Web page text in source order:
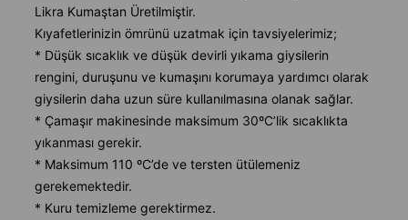
Likra Kumaştan Üretilmiştir.
Kıyafetlerinizin ömrünü uzatmak için tavsiyelerimiz;
* Düşük sıcaklık ve düşük devirli yıkama giysilerin
rengini, duruşunu ve kumaşını korumaya yardımcı olarak
giysilerin daha uzun süre kullanılmasına olanak sağlar.
* Çamaşır makinesinde maksimum 30ºC’lik sıcaklıkta
yıkanması gerekir.
* Maksimum 110 ºC’de ve tersten ütülemeniz
gerekemektedir.
* Kuru temizleme gerektirmez.